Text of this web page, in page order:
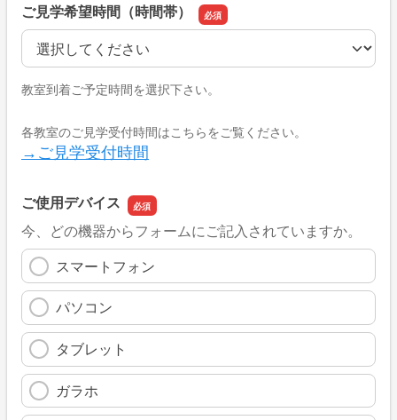
ご見学希望時間（時間帯）
ご見学希望時間（時間帯）
教室到着ご予定時間を選択下さい。
各教室のご見学受付時間はこちらをご覧ください。
→ご見学受付時間
ご使用デバイス
今、どの機器からフォームにご記入されていますか。
スマートフォン
パソコン
タブレット
ガラホ